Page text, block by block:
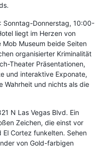
Sonntag-Donnerstag, 10:00-
liegt im Herzen von
Museum beide Seiten
organisierter Kriminalität
Theater Präsentationen,
und interaktive Exponate,
Wahrheit und nichts als die
N Las Vegas Blvd. Ein
Zeichen, die einst vor
Cortez funkelten. Sehen
von Gold-farbigen